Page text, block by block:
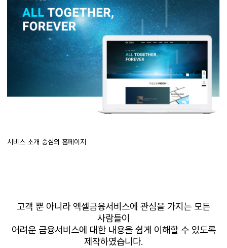
서비스 소개 중심의 홈페이지
고객 뿐 아니라 엑셀금융서비스에 관심을 가지는 모든
사람들이
어려운 금융서비스에 대한 내용을 쉽게 이해할 수 있도록
제작하였습니다.